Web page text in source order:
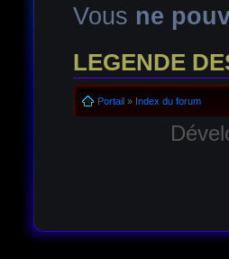
Vous ne
LEGENDE
Portail» Index du forum